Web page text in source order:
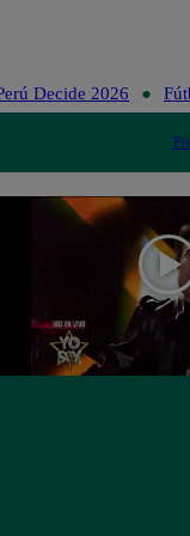
Decide 2026